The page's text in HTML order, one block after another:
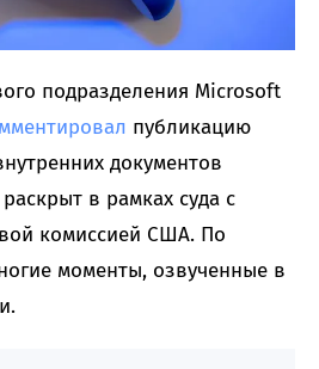
подразделения Microsoft
публикацию
документов
в рамках суда с
комиссией США. По
моменты, озвученные в